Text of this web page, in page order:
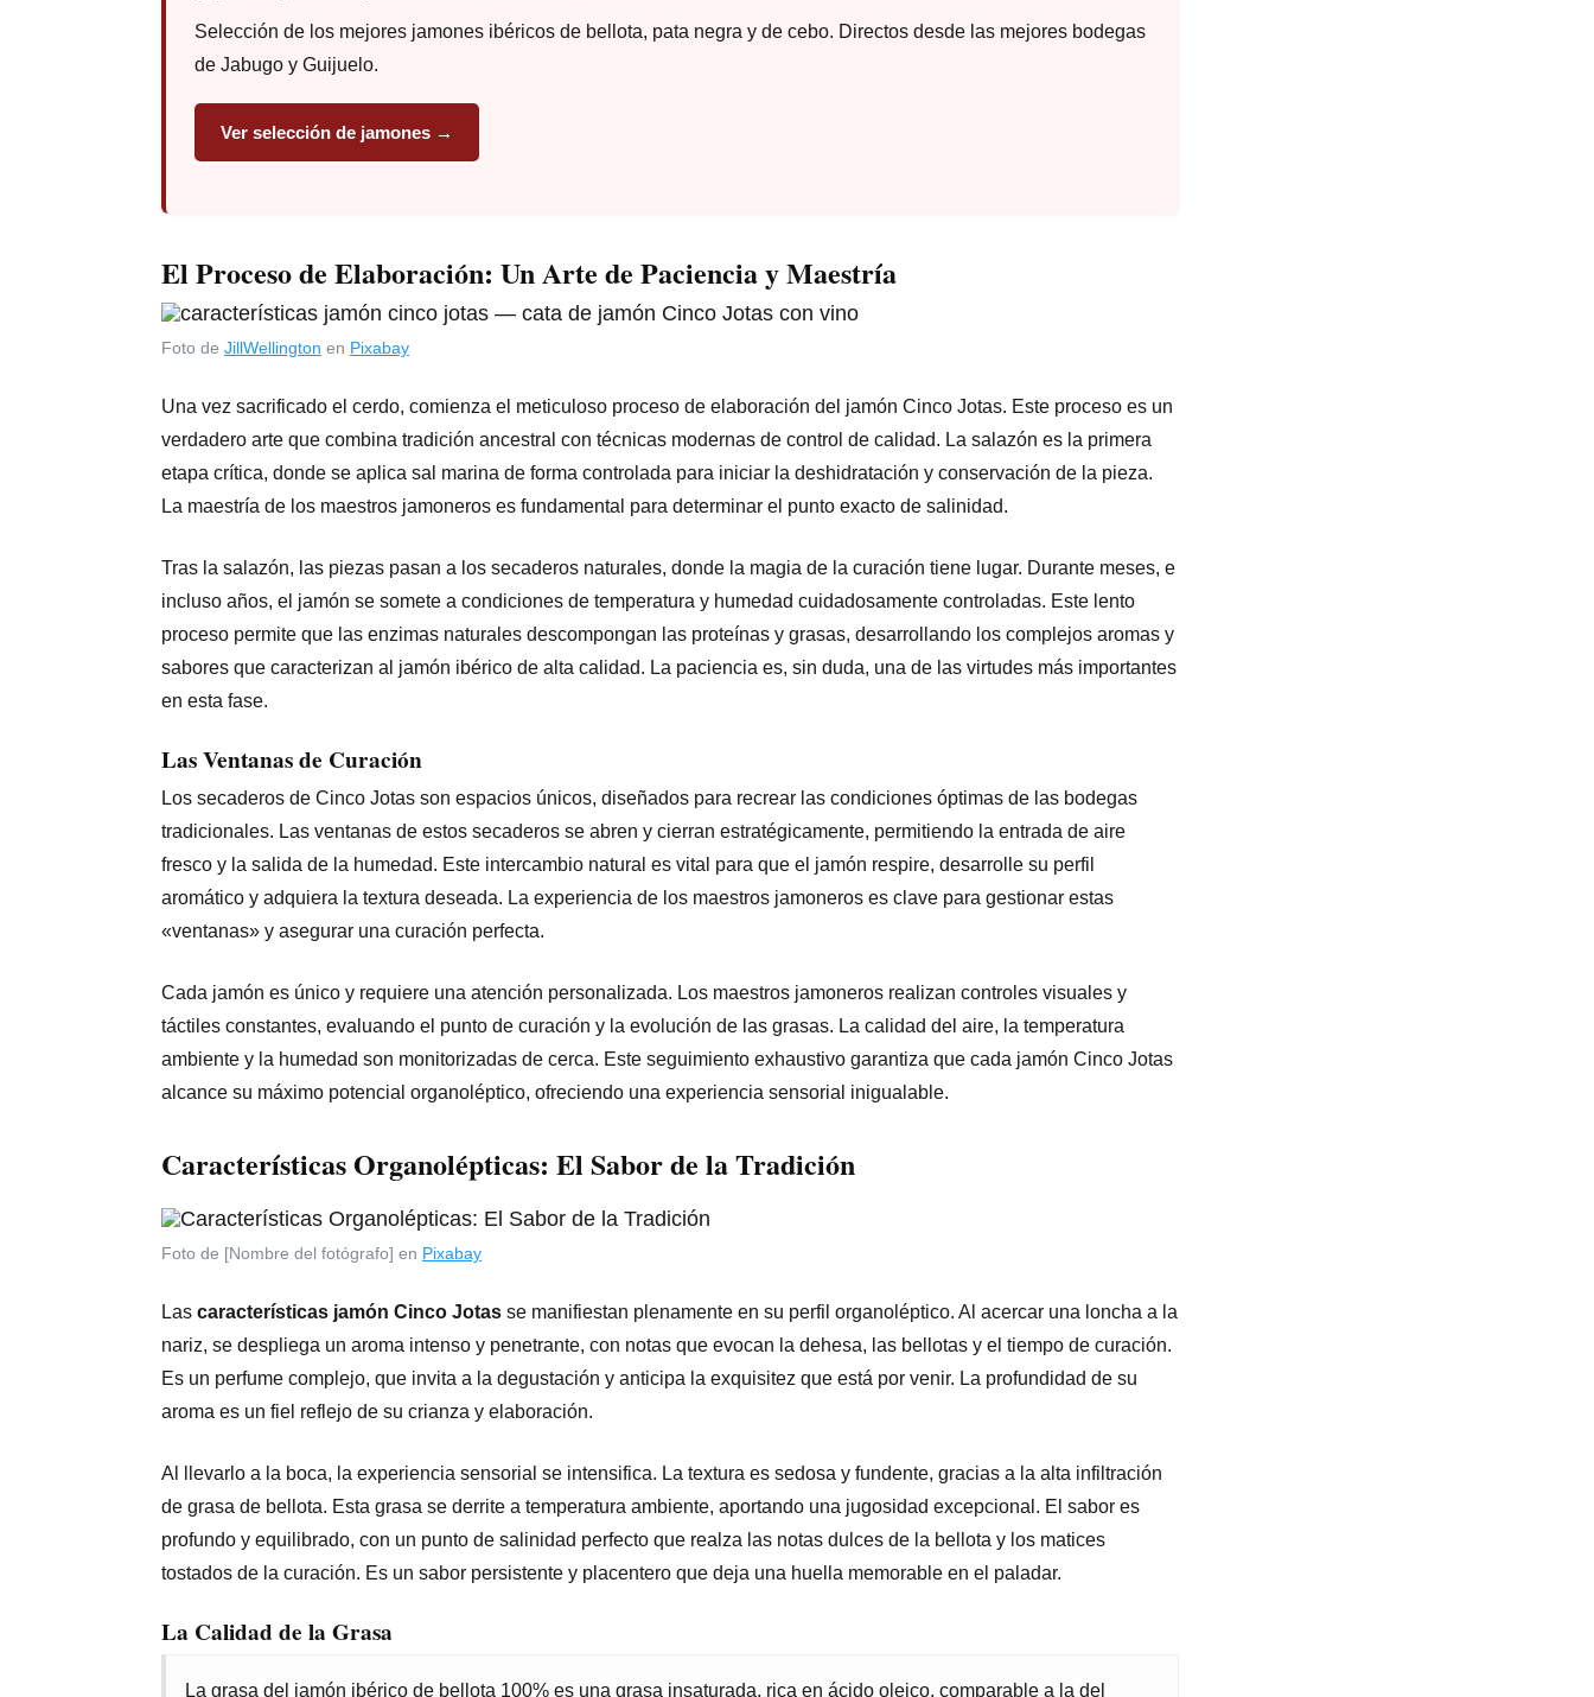
Selección de los mejores jamones ibéricos de bellota, pata negra y de cebo. Directos desde las mejores bodegas
de Jabugo y Guijuelo.
Ver selección de jamones →
El Proceso de Elaboración: Un Arte de Paciencia y Maestría
Foto de JillWellington en Pixabay
Una vez sacrificado el cerdo, comienza el meticuloso proceso de elaboración del jamón Cinco Jotas. Este proceso es un
verdadero arte que combina tradición ancestral con técnicas modernas de control de calidad. La salazón es la primera
etapa crítica, donde se aplica sal marina de forma controlada para iniciar la deshidratación y conservación de la pieza.
La maestría de los maestros jamoneros es fundamental para determinar el punto exacto de salinidad.
Tras la salazón, las piezas pasan a los secaderos naturales, donde la magia de la curación tiene lugar. Durante meses, e
incluso años, el jamón se somete a condiciones de temperatura y humedad cuidadosamente controladas. Este lento
proceso permite que las enzimas naturales descompongan las proteínas y grasas, desarrollando los complejos aromas y
sabores que caracterizan al jamón ibérico de alta calidad. La paciencia es, sin duda, una de las virtudes más importantes
en esta fase.
Las Ventanas de Curación
Los secaderos de Cinco Jotas son espacios únicos, diseñados para recrear las condiciones óptimas de las bodegas
tradicionales. Las ventanas de estos secaderos se abren y cierran estratégicamente, permitiendo la entrada de aire
fresco y la salida de la humedad. Este intercambio natural es vital para que el jamón respire, desarrolle su perfil
aromático y adquiera la textura deseada. La experiencia de los maestros jamoneros es clave para gestionar estas
«ventanas» y asegurar una curación perfecta.
Cada jamón es único y requiere una atención personalizada. Los maestros jamoneros realizan controles visuales y
táctiles constantes, evaluando el punto de curación y la evolución de las grasas. La calidad del aire, la temperatura
ambiente y la humedad son monitorizadas de cerca. Este seguimiento exhaustivo garantiza que cada jamón Cinco Jotas
alcance su máximo potencial organoléptico, ofreciendo una experiencia sensorial inigualable.
Características Organolépticas: El Sabor de la Tradición
Foto de [Nombre del fotógrafo] en Pixabay
Las características jamón Cinco Jotas se manifiestan plenamente en su perfil organoléptico. Al acercar una loncha a la
nariz, se despliega un aroma intenso y penetrante, con notas que evocan la dehesa, las bellotas y el tiempo de curación.
Es un perfume complejo, que invita a la degustación y anticipa la exquisitez que está por venir. La profundidad de su
aroma es un fiel reflejo de su crianza y elaboración.
Al llevarlo a la boca, la experiencia sensorial se intensifica. La textura es sedosa y fundente, gracias a la alta infiltración
de grasa de bellota. Esta grasa se derrite a temperatura ambiente, aportando una jugosidad excepcional. El sabor es
profundo y equilibrado, con un punto de salinidad perfecto que realza las notas dulces de la bellota y los matices
tostados de la curación. Es un sabor persistente y placentero que deja una huella memorable en el paladar.
La Calidad de la Grasa
La grasa del jamón ibérico de bellota 100% es una grasa insaturada, rica en ácido oleico, comparable a la del